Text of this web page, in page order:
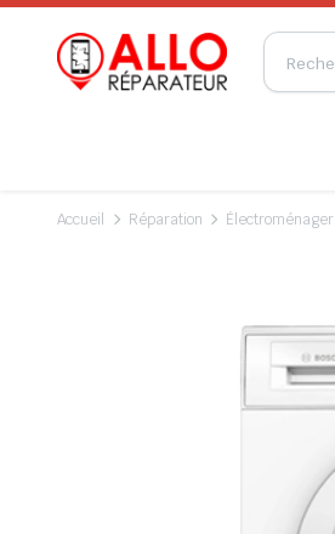
Accueil Réparation Électroménager